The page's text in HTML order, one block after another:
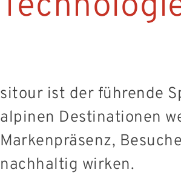
sitour ist der führende
alpinen Destinationen
Markenpräsenz,
nachhaltig wirken.